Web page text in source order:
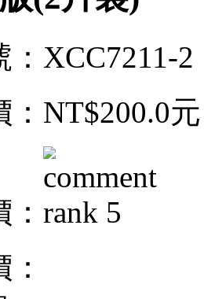
XCC7211-2
NT$200.0元